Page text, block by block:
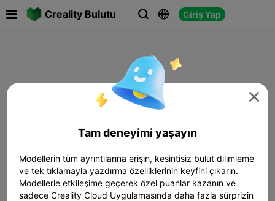
Creality Bulutu   Giriş Yap

Tam deneyimi yaşayın
Modellerin tüm ayrıntılarına erişin, kesintisiz bulut dilimleme
ve tek tıklamayla yazdırma özelliklerinin keyfini çıkarın.
Modellerle etkileşime geçerek özel puanlar kazanın ve
sadece Creality Cloud Uygulamasında daha fazla sürprizin